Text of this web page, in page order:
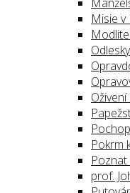
Misie v
Pokrm
prof.